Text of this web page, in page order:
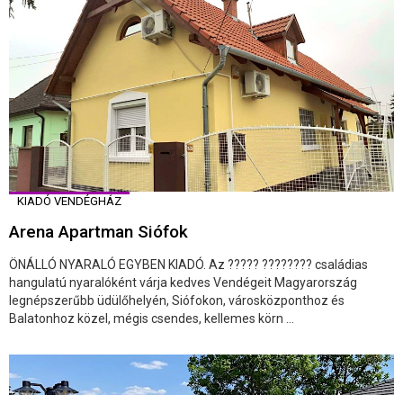
KIADÓ VENDÉGHÁZ
Arena Apartman Siófok
ÖNÁLLÓ NYARALÓ EGYBEN KIADÓ. Az ????? ???????? családias
hangulatú nyaralóként várja kedves Vendégeit Magyarország
legnépszerűbb üdülőhelyén, Siófokon, városközponthoz és
Balatonhoz közel, mégis csendes, kellemes körn ...